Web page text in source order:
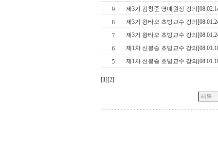
9
제3기 김창준 명예원장 강의
8
제3기 왕타오 초빙교수 강의
7
제3기 왕타오 초빙교수 강의
6
제1차 신봉승 초빙교수 강의
5
제1차 신봉승 초빙교수 강의
[1][2]